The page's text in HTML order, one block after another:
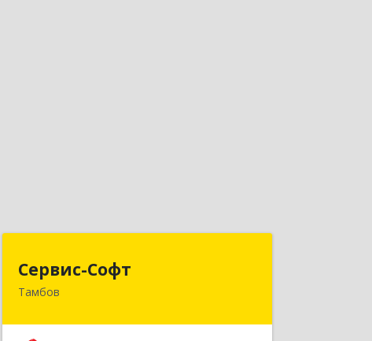
Сервис-Софт
Тамбов392030, Тамбовская обл, Тамбов г,